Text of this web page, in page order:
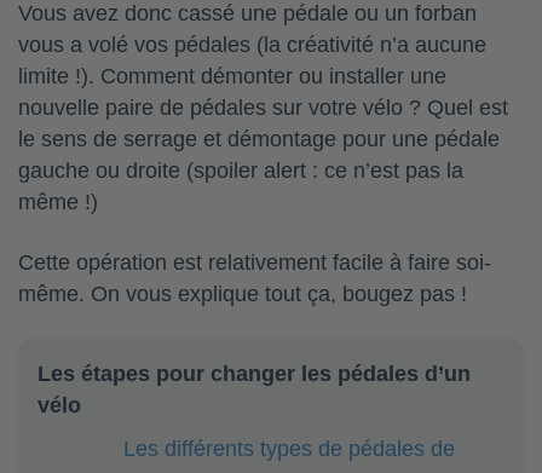
Vous avez donc cassé une pédale ou un forban
vous a volé vos pédales (la créativité n’a aucune
limite !). Comment démonter ou installer une
nouvelle paire de pédales sur votre vélo ? Quel est
le sens de serrage et démontage pour une pédale
gauche ou droite (spoiler alert : ce n’est pas la
même !)
Cette opération est relativement facile à faire soi-
même. On vous explique tout ça, bougez pas !
Les étapes pour changer les pédales d’un
vélo
Les différents types de pédales de